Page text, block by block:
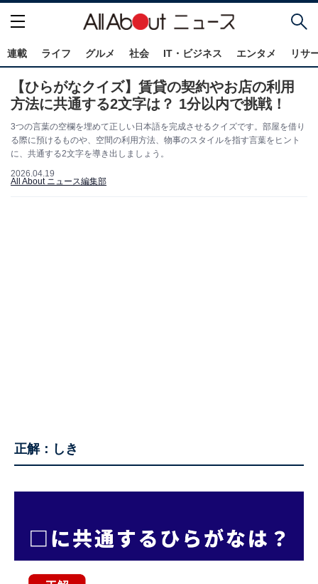
連載 ライフ グルメ 社会 IT・ビジネス エンタメ リサ
【ひらがなクイズ】賃貸の契約やお店の利用
方法に共通する2文字は？ 1分以内で挑戦！
3つの言葉の空欄を埋めて正しい日本語を完成させるクイズです。部屋を借り
る際に預けるものや、空間の利用方法、物事のスタイルを指す言葉をヒント
に、共通する2文字を導き出しましょう。
2026.04.19
All About ニュース編集部
正解：しき